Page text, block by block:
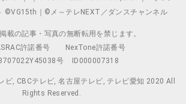
©VG15th｜©メ～テレNEXT／ダンスチャンネル
載の記事・写真の無断転用を禁じます。
許諾番号
NexTone許諾番号
号
ID000007318
ビ, CBCテレビ, 名古屋テレビ, テレビ愛知 2020 All
Rights Reserved.